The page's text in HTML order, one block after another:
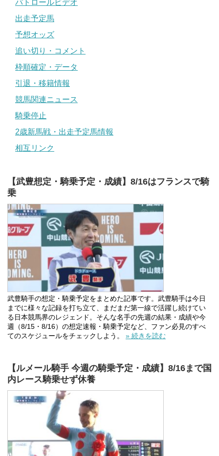
パトロールビデオ
出走予定馬
予想オッズ
追い切り・コメント
枠順確定・データ
引退・移籍情報
競馬関連ニュース
騎乗停止
2歳新馬戦・出走予定馬情報
相互リンク
【武豊想定・騎乗予定・成績】8/16はフランスで騎
乗
武豊騎手の想定・騎乗予定をまとめた記事です。武豊騎手は今日
までに様々な記録を打ち立て、まだまだ第一線で活躍し続けてい
る日本競馬界のレジェンド。そんな名手の先週の結果・成績や今
週（8/15・8/16）の想定速報・騎乗予定など、ファン必見のすべ
てのスケジュールをチェックしよう。 » 続きを読む
【ルメール騎手 今週の騎乗予定・成績】8/16まで国
内レース騎乗せず休養